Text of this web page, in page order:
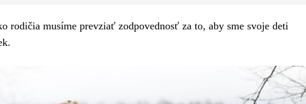
rodičia musíme prevziať zodpovednosť za to, aby sme svoje deti